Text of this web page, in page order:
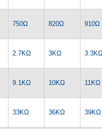
750Ω 820Ω 910Ω
2.7KΩ 3KΩ
9.1KΩ 10KΩ 11KΩ
33KΩ 36KΩ 39KΩ